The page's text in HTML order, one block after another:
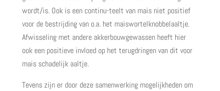
wordt/is. Ook is een continu-teelt van mais niet positief
voor de bestrijding van o.a. het maiswortelknobbelaaltje.
Afwisseling met andere akkerbouwgewassen heeft hier
ook een positieve invloed op het terugdringen van dit voor
mais schadelijk aaltje.
Tevens zijn er door deze samenwerking mogelijkheden om